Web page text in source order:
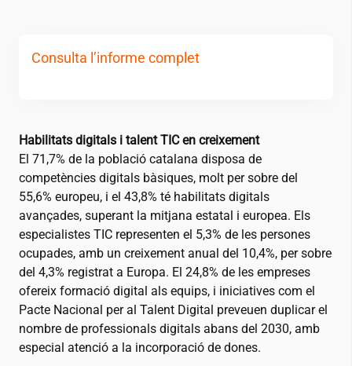
Consulta l’informe complet
Habilitats digitals i talent TIC en creixement
El 71,7% de la població catalana disposa de
competències digitals bàsiques, molt per sobre del
55,6% europeu, i el 43,8% té habilitats digitals
avançades, superant la mitjana estatal i europea. Els
especialistes TIC representen el 5,3% de les persones
ocupades, amb un creixement anual del 10,4%, per sobre
del 4,3% registrat a Europa. El 24,8% de les empreses
ofereix formació digital als equips, i iniciatives com el
Pacte Nacional per al Talent Digital preveuen duplicar el
nombre de professionals digitals abans del 2030, amb
especial atenció a la incorporació de dones.